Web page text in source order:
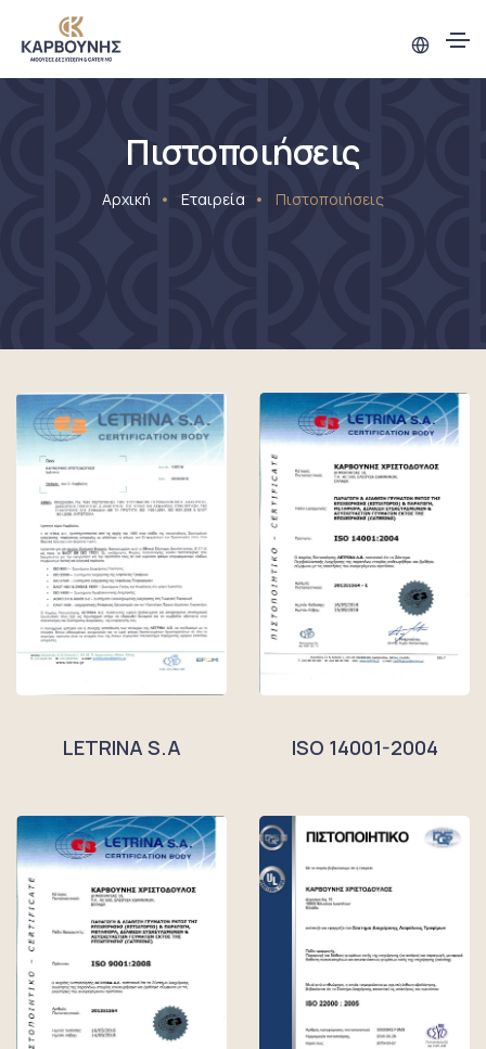
Πιστοποιήσεις
Αρχική Εταιρεία Πιστοποιήσεις
LETRINA S.A ISO 14001-2004